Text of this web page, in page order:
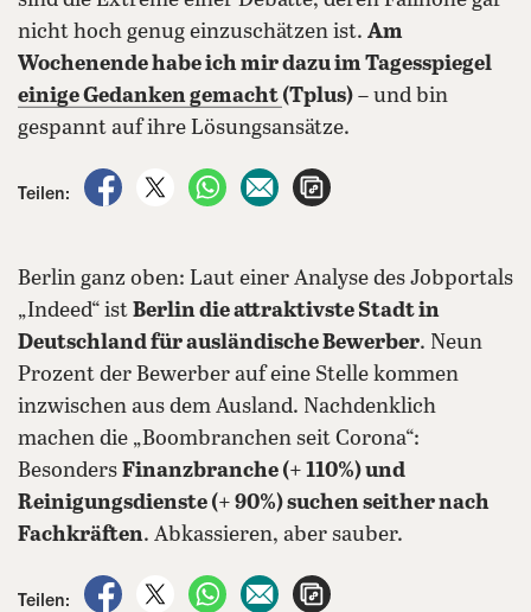
nicht hoch genug einzuschätzen ist. Am
Wochenende habe ich mir dazu im Tagesspiegel
einige Gedanken gemacht (Tplus) – und bin
gespannt auf ihre Lösungsansätze.
Teilen:
auf Facebook teilen
auf X teilenper WhatsApp teilen
per E-Mail teilen
Berlin ganz oben: Laut einer Analyse des Jobportals
„Indeed“ ist Berlin die attraktivste Stadt in
Deutschland für ausländische Bewerber. Neun
Prozent der Bewerber auf eine Stelle kommen
inzwischen aus dem Ausland. Nachdenklich
machen die „Boombranchen seit Corona“:
Besonders Finanzbranche (+ 110%) und
Reinigungsdienste (+ 90%) suchen seither nach
Fachkräften. Abkassieren, aber sauber.
Teilen:
auf Facebook teilen
auf X teilenper WhatsApp teilen
per E-Mail teilen